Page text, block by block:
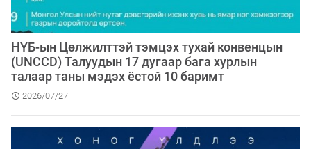
НҮБ-ын Цөлжилттэй тэмцэх тухай конвенцын
(UNCCD) Талуудын 17 дугаар бага хурлын
талаар таны мэдэх ёстой 10 баримт
2026/07/27